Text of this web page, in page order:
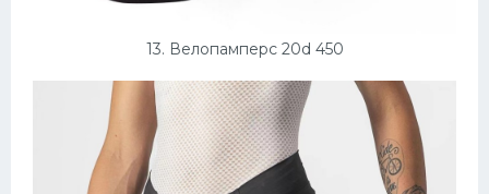
13. Велопамперс 20d 450